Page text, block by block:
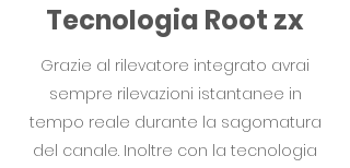
Tecnologia Root zx
Grazie al rilevatore integrato avrai
sempre rilevazioni istantanee in
tempo reale durante la sagomatura
del canale. Inoltre con la tecnologia